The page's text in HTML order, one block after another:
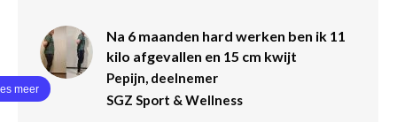
Na 6 maanden hard werken ben ik 11
kilo afgevallen en 15 cm kwijt
Pepijn, deelnemer
SGZ Sport & Wellness